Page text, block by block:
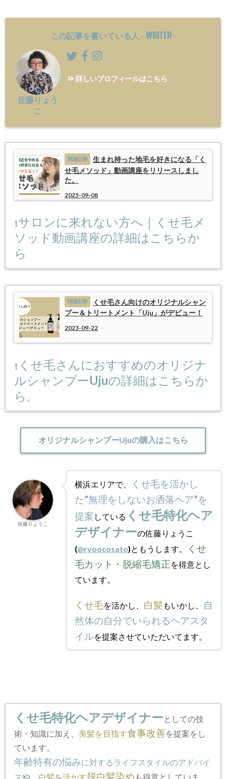
この記事を書いている人 - WRITER-
佐藤りょう
こ
詳しいプロフィールはこちら
生まれ持った地毛を好きになる「く
せ毛メソッド」動画講座をリリースしまし
た。
2025-09-08
⇧サロンに来れない方へ｜くせ毛メ
ソッド動画講座の詳細はこちらか
ら
くせ毛さん向けのオリジナルシャン
プー＆トリートメント「Uju」がデビュー！
2023-09-22
⇧ くせ毛さんにおすすめのオリジナ
ルシャンプーUjuの詳細はこちらか
ら
オリジナルシャンプーUjuの購入はこちら
横浜エリアで、
くせ毛を活かし
た”無理をしないお洒落ヘア”を
提案 している くせ毛特化ヘア
デザイナーの佐藤りょうこ
(@ryoocosato)ともうします。
くせ
毛カット・脱縮毛矯正を得意とし
ています。
くせ毛を活かし、 白髪もいかし、
自
然体の自分でいられるヘアスタ
イルを提案させていただいてます。
佐藤りょうこ
くせ毛特化ヘアデザイナー としての技
術・知識に加え、 美髪を目指す食事改善を提案をし
ています。
年齢特有の悩みに対するライフスタイルのアドバイ
スや、 白髪を活かす脱白髪染め も得意としていま